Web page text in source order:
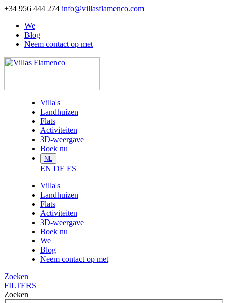
+34 956 444 274 info@villasflamenco.com
We
Blog
Neem contact op met
Villa's
Landhuizen
Flats
Activiteiten
3D-weergave
Boek nu
NL
EN DE ES
Villa's
Landhuizen
Flats
Activiteiten
3D-weergave
Boek nu
We
Blog
Neem contact op met
Zoeken
FILTERS
Zoeken